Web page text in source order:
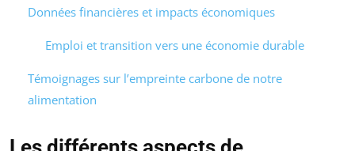
Données financières et impacts économiques
Emploi et transition vers une économie durable
Témoignages sur l’empreinte carbone de notre
alimentation